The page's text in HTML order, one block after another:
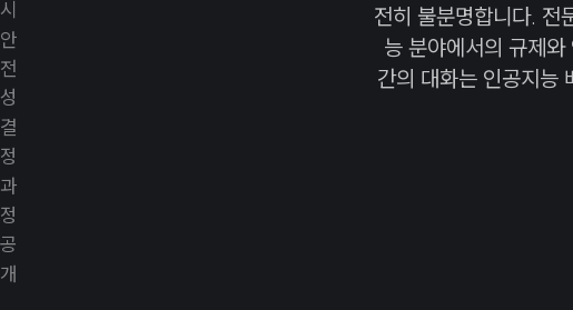
전히 불분명합니다. 전
능 분야에서의 규제
간의 대화는 인공지능